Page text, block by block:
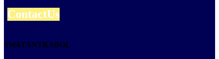
ContactUs
SWATANTRABOL